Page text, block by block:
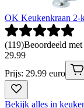
OK Keukenkraan 2-
(119)Beoordeeld
29.99
Prijs: 29.99 euro
Bekijk alles in